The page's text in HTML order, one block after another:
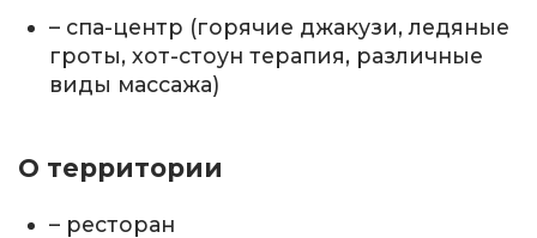
– спа-центр (горячие джакузи, ледяные
гроты, хот-стоун терапия, различные
виды массажа)
О территории
– ресторан